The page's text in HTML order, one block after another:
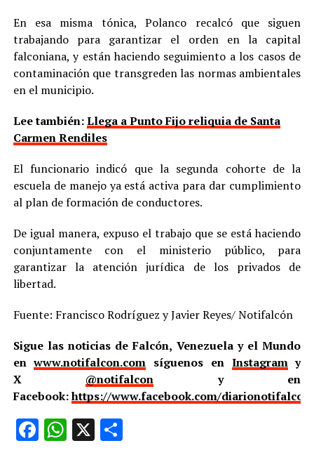
En esa misma tónica, Polanco recalcó que siguen
trabajando para garantizar el orden en la capital
falconiana, y están haciendo seguimiento a los casos de
contaminación que transgreden las normas ambientales
en el municipio.
Lee también:Llega a Punto Fijo reliquia de Santa
Carmen Rendiles
El funcionario indicó que la segunda cohorte de la
escuela de manejo ya está activa para dar cumplimiento
al plan de formación de conductores.
De igual manera, expuso el trabajo que se está haciendo
conjuntamente con el ministerio público, para
garantizar la atención jurídica de los privados de
libertad.
Fuente: Francisco Rodríguez y Javier Reyes/ Notifalcón
Sigue las noticias de Falcón, Venezuela y el Mundo
enwww.notifalcon.com síguenos en Instagramy
X @notifalcon y en
Facebook:https://www.facebook.com/
Facebook
WhatsApp
X Compartir